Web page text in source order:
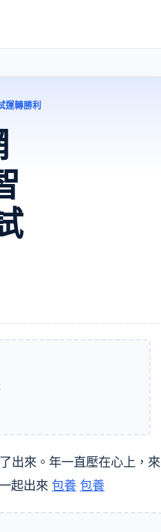
運轉勝利
出來。年一直壓在心上，來
起出來 包養 包養